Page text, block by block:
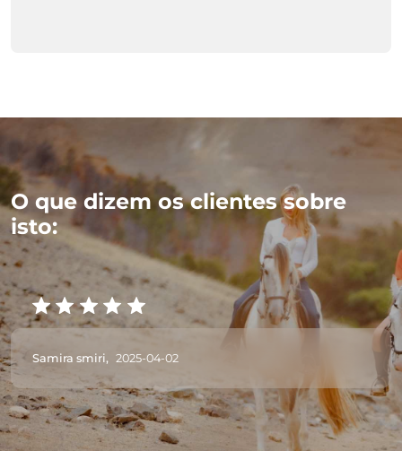
O que dizem os clientes sobre
isto:
Samira smiri, 2025-04-02